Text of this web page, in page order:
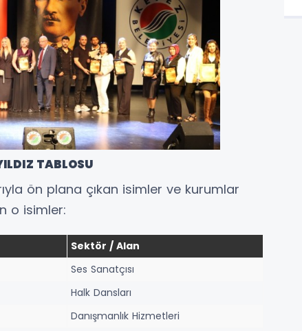
TABLOSU
ön plana çıkan isimler ve kurumlar
o isimler:
Sektör / Alan
Ses Sanatçısı
Halk Dansları
Danışmanlık Hizmetleri